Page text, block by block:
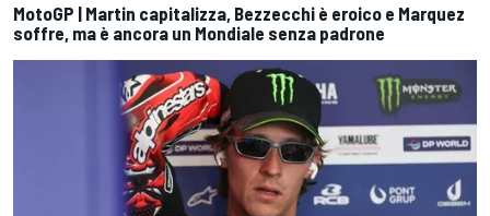
MotoGP | Martin capitalizza, Bezzecchi è eroico e Marquez
soffre, ma è ancora un Mondiale senza padrone